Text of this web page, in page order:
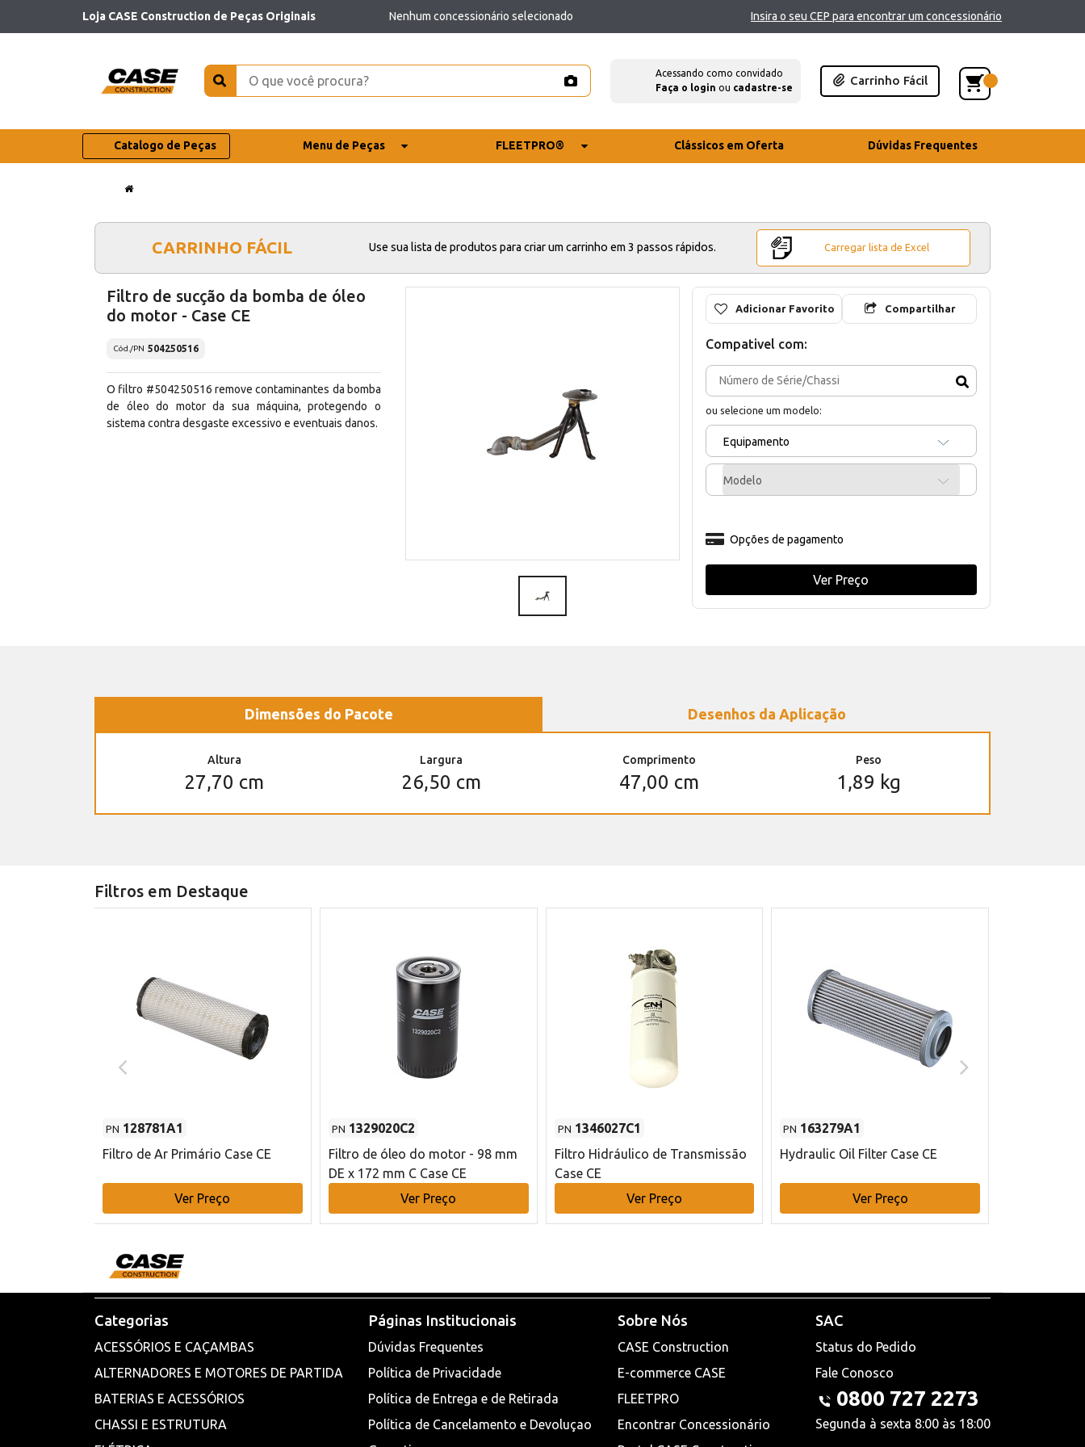
Loja CASE Construction de Peças Originais Nenhum concessionário selecionado Insira o seu CEP para encontrar um concessionário
Acessando como convidado
Faça o login ou cadastre-se
Carrinho Fácil
Catalogo de Peças Menu de Peças FLEETPRO® Clássicos em Oferta Dúvidas Frequentes
CARRINHO FÁCIL Use sua lista de produtos para criar um carrinho em 3 passos rápidos. Carregar lista de Excel
Filtro de sucção da bomba de óleo
do motor - Case CE
Cód./PN 504250516
O filtro #504250516 remove contaminantes da bomba
de óleo do motor da sua máquina, protegendo o
sistema contra desgaste excessivo e eventuais danos.
Adicionar Favorito Compartilhar
Compativel com:
ou selecione um modelo:
Equipamento
Modelo
Opções de pagamento
Ver Preço
Dimensões do Pacote Desenhos da Aplicação
Altura
27,70 cm
Largura
26,50 cm
Comprimento
47,00 cm
Peso
1,89 kg
Filtros em Destaque
PN 128781A1
Filtro de Ar Primário Case CE
Ver Preço
PN 1329020C2
Filtro de óleo do motor - 98 mm
DE x 172 mm C Case CE
Ver Preço
PN 1346027C1
Filtro Hidráulico de Transmissão
Case CE
Ver Preço
PN 163279A1
Hydraulic Oil Filter Case CE
Ver Preço
Categorias
ACESSÓRIOS E CAÇAMBAS
ALTERNADORES E MOTORES DE PARTIDA
BATERIAS E ACESSÓRIOS
CHASSI E ESTRUTURA
Páginas Institucionais
Dúvidas Frequentes
Política de Privacidade
Política de Entrega e de Retirada
Política de Cancelamento e Devoluçao
Sobre Nós
CASE Construction
E-commerce CASE
FLEETPRO
Encontrar Concessionário
SAC
Status do Pedido
Fale Conosco
0800 727 2273
Segunda à sexta 8:00 às 18:00